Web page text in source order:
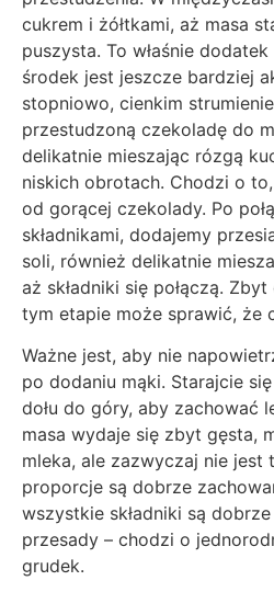
cukrem i żółtkami, aż masa
puszysta. To właśnie
środek jest jeszcze bardziej
stopniowo, cienkim
przestudzoną czekoladę do
delikatnie mieszając rózgą
niskich obrotach. Chodzi o
od gorącej czekolady. Po
składnikami, dodajemy
soli, również delikatnie
aż składniki się połączą. Zbyt
tym etapie może sprawić, że
Ważne jest, aby nie
po dodaniu mąki. Starajcie
dołu do góry, aby zachować
masa wydaje się zbyt gęsta,
mleka, ale zazwyczaj nie jest
proporcje są dobrze
wszystkie składniki są
przesady – chodzi o
grudek.